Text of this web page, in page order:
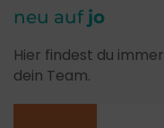
neu auf jo
Hier findest du
dein Team.